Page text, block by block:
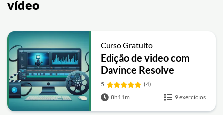
vídeo
Curso Gratuito
Edição de video com
Davince Resolve
5
(4)
8h11m
9 exercícios